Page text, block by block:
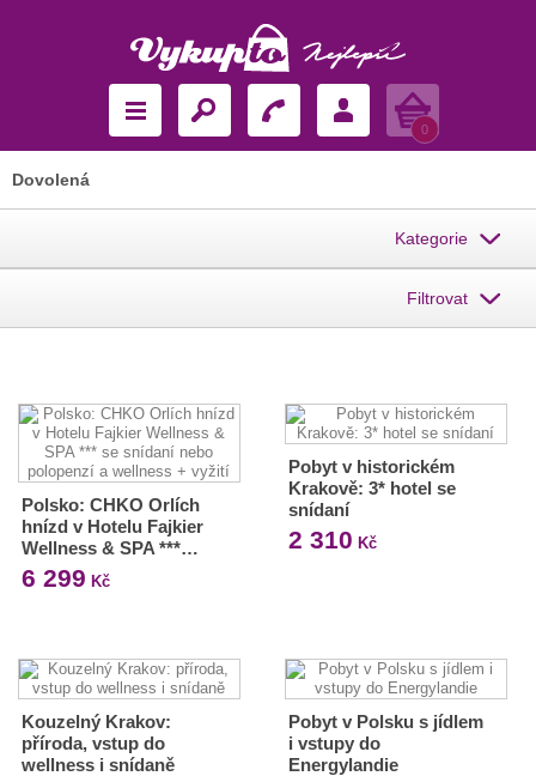
Košík
0
Dovolená
Kategorie
Filtrovat
Polsko: CHKO Orlích
hnízd v Hotelu Fajkier
Wellness & SPA ***…
6 299 Kč
Pobyt v historickém
Krakově: 3* hotel se
snídaní
2 310 Kč
Kouzelný Krakov:
příroda, vstup do
wellness i snídaně
Pobyt v Polsku s jídlem
i vstupy do
Energylandie